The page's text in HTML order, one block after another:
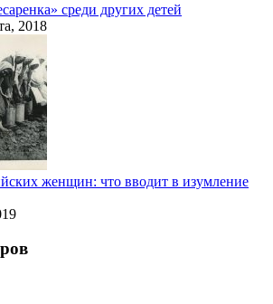
среди других детей
2018
женщин: что вводит в изумление